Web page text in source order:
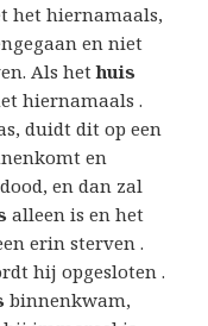
het hiernamaals,
en niet
Als hethuis
hiernamaals .
duidt dit op een
en
en dan zal
alleen is en het
erin sterven .
hij opgesloten .
binnenkwam,